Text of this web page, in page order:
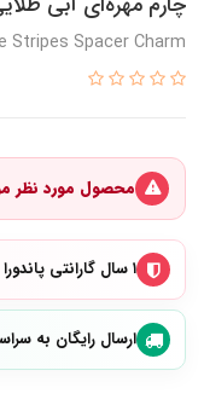
Stripes Spacer Charm
محصول مورد نظر
۱ سال گارانتی پاندورا ایران
ارسال رایگان به